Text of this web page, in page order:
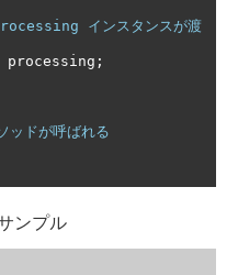
インスタンスが渡
processing ;
ッドが呼ばれる
ンプル